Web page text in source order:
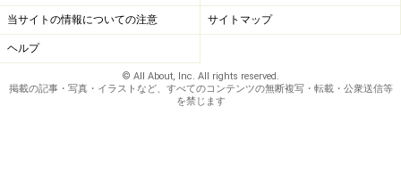
当サイトの情報についての注意 サイトマップ
ヘルプ
© All About, Inc. All rights reserved.
掲載の記事・写真・イラストなど、すべてのコンテンツの無断複写・転載・公衆送信等
を禁じます